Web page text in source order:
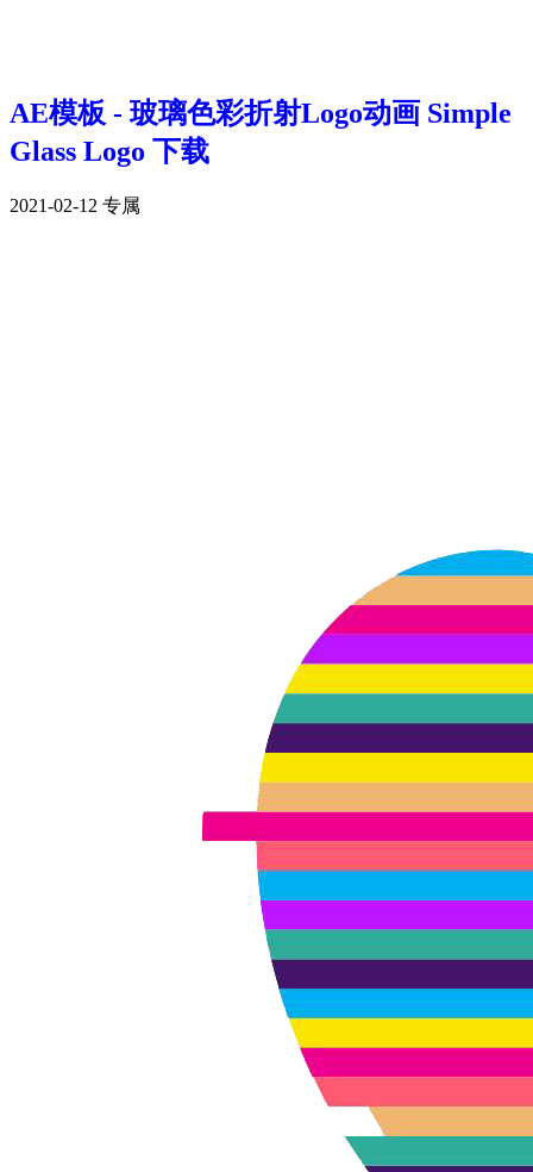
AE模板 - 玻璃色彩折射Logo动画 Simple
Glass Logo 下载
2021-02-12 专属